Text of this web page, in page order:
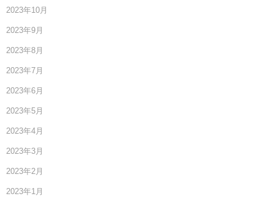
2023年10月
2023年9月
2023年8月
2023年7月
2023年6月
2023年5月
2023年4月
2023年3月
2023年2月
2023年1月